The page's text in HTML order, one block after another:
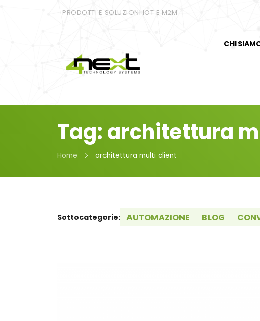
PRODOTTI E SOLUZIONI IOT E M2M
CHI
Tag: architettura
Home architettura multi client
Sottocategorie: AUTOMAZIONE BLOG